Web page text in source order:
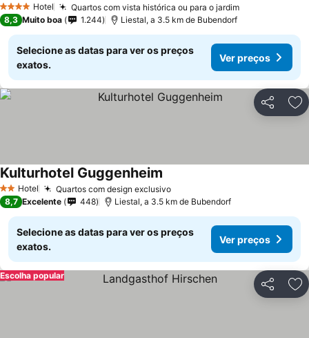
4 EstrelasHotel Quartos com vista histórica ou para o jardim
8,3 Muito boa 1.244 Liestal, a 3.5 km de Bubendorf
Selecione as datas para ver os preços
exatos.
Ver preços
Partilhar
2 Estrelas
Hotel Quartos com design exclusivo
Kulturhotel Guggenheim
8,7 Excelente 448 Liestal, a 3.5 km de Bubendorf
Selecione as datas para ver os preços
exatos.
Ver preços
Partilhar
Escolha popular